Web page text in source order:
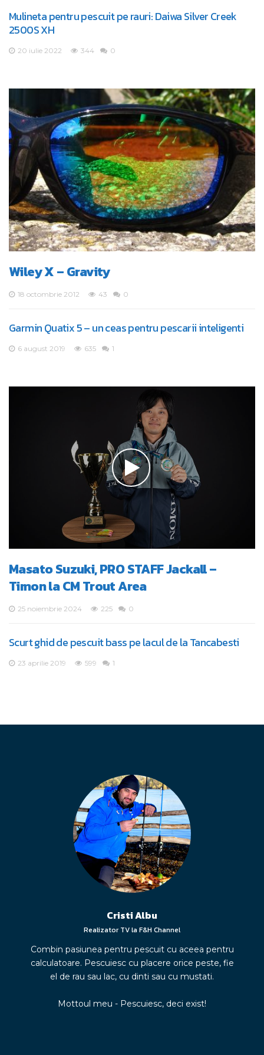
Mulineta pentru pescuit pe rauri: Daiwa Silver Creek
2500S XH
20 iulie 2022 344 0
Wiley X – Gravity
18 octombrie 2012 43 0
Garmin Quatix 5 – un ceas pentru pescarii inteligenti
6 august 2019 635 1
Masato Suzuki, PRO STAFF Jackall –
Timon la CM Trout Area
25 noiembrie 2024 225 0
Scurt ghid de pescuit bass pe lacul de la Tancabesti
23 aprilie 2019 599 1
Cristi Albu
Realizator TV la F&H Channel
Combin pasiunea pentru pescuit cu aceea pentru
calculatoare. Pescuiesc cu placere orice peste, fie
el de rau sau lac, cu dinti sau cu mustati.
Mottoul meu - Pescuiesc, deci exist!